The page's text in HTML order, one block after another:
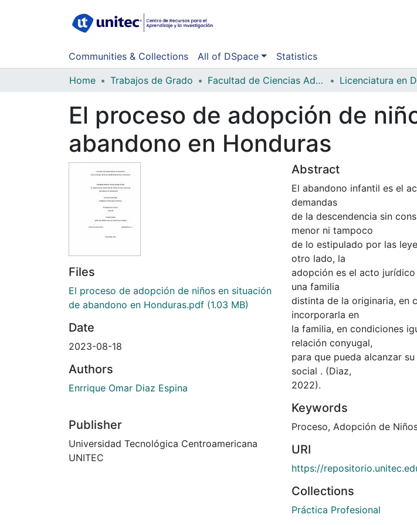
Communities & Collections All of DSpace Statistics
Home Trabajos de Grado Facultad de Ciencias Administrativas y Sociales Licenciatura en
El proceso de adopción de
abandono en Honduras
Files
El proceso de adopción de niños en situación
de abandono en Honduras.pdf (1.03 MB)
Date
2023-08-18
Authors
Enrrique Omar Diaz Espina
Publisher
Universidad Tecnológica Centroamericana
UNITEC
Abstract
El abandono infantil es el
demandas
de la descendencia sin
menor ni tampoco
de lo estipulado por las
otro lado, la
adopción es el acto
una familia
distinta de la originaria, en
incorporarla en
la familia, en condiciones
relación conyugal,
para que pueda alcanzar
social . (Diaz,
2022).
Keywords
Proceso, Adopción de
URI
https://
Collections
Práctica Profesional